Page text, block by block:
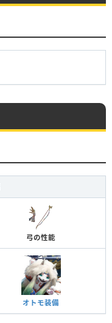
弓の性能
オトモ装備